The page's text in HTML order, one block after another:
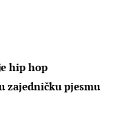
hip hop
zajedničku pjesmu